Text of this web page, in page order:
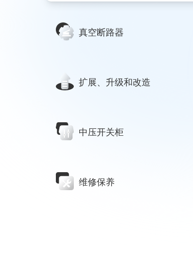
真空断路器
扩展、升级和改造
中压开关柜
维修保养